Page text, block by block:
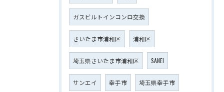
ガスビルトインコンロ交換
さいたま市浦和区 浦和区
埼玉県さいたま市浦和区 SANEI
サンエイ 幸手市 埼玉県幸手市